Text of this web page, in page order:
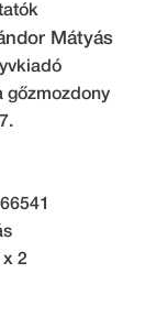
Mátyás
gőzmozdony
x 2